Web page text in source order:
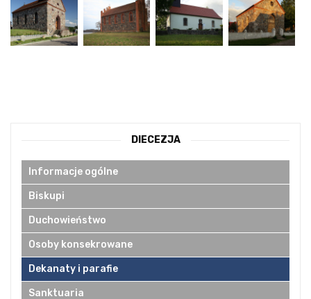
DIECEZJA
Informacje ogólne
Biskupi
Duchowieństwo
Osoby konsekrowane
Dekanaty i parafie
Sanktuaria